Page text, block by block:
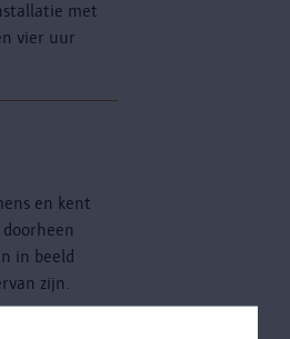
met
vier uur
en kent
in beeld
zijn.